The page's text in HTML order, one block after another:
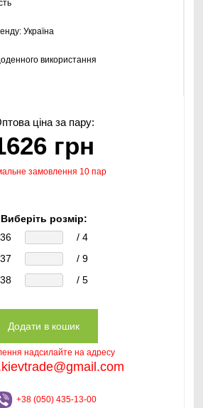
Україна
використання
ціна за пару:
грн
замовлення 10 пар
Виберіть розмір:
36
/ 4
37
/ 9
38
/ 5
надсилайте на адресу
+38 (050) 435-13-00